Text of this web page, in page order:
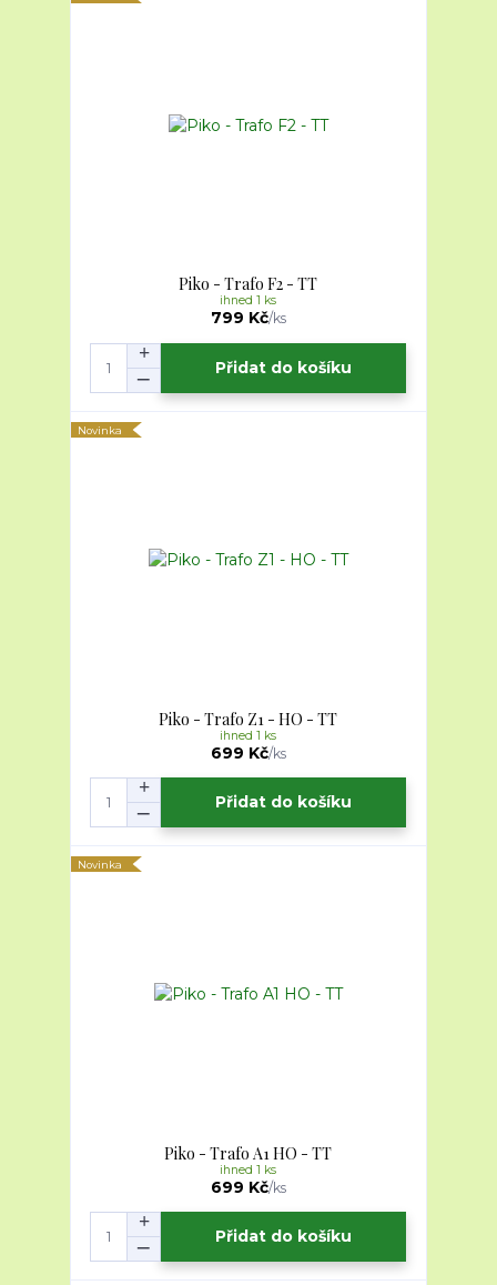
Piko - Trafo F2 - TT
799 Kč/ks
ihned 1 ks
Přidat do košíku
Novinka
Piko - Trafo Z1 - HO - TT
699 Kč/ks
ihned 1 ks
Přidat do košíku
Novinka
Piko - Trafo A1 HO - TT
699 Kč/ks
ihned 1 ks
Přidat do košíku